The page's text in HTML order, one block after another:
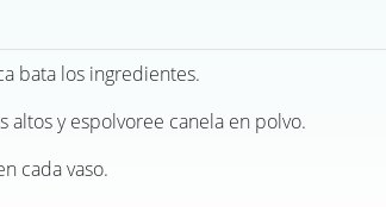
bata los ingredientes.
altos y espolvoree canela en polvo.
cada vaso.